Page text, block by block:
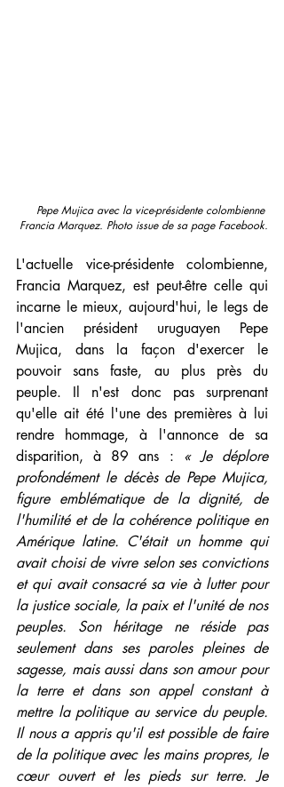
Pepe Mujica avec la vice-présidente colombienne
Francia Marquez. Photo issue de sa page Facebook.
L'actuelle vice-présidente colombienne,
Francia Marquez, est peut-être celle qui
incarne le mieux, aujourd'hui, le legs de
l'ancien président uruguayen Pepe
Mujica, dans la façon d'exercer le
pouvoir sans faste, au plus près du
peuple. Il n'est donc pas surprenant
qu'elle ait été l'une des premières à lui
rendre hommage, à l'annonce de sa
disparition, à 89 ans : « Je déplore
profondément le décès de Pepe Mujica,
figure emblématique de la dignité, de
l'humilité et de la cohérence politique en
Amérique latine. C'était un homme qui
avait choisi de vivre selon ses convictions
et qui avait consacré sa vie à lutter pour
la justice sociale, la paix et l'unité de nos
peuples. Son héritage ne réside pas
seulement dans ses paroles pleines de
sagesse, mais aussi dans son amour pour
la terre et dans son appel constant à
mettre la politique au service du peuple.
Il nous a appris qu'il est possible de faire
de la politique avec les mains propres, le
cœur ouvert et les pieds sur terre. Je